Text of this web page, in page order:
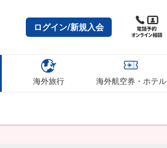
ログイン/新規入会
海外旅行 海外航空券・ホテル